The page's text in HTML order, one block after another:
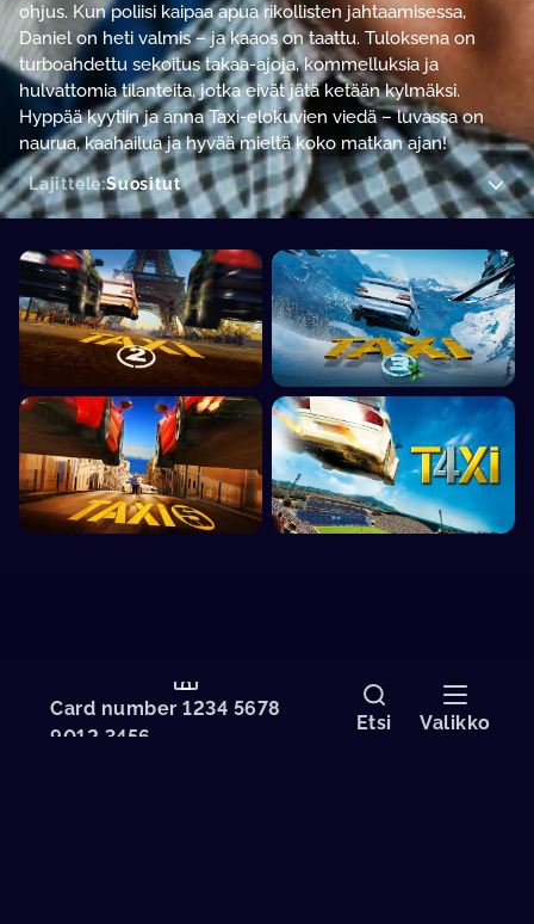
ohjus. Kun poliisi kaipaa apua rikollisten jahtaamisessa,
Daniel on heti valmis – ja kaaos on taattu. Tuloksena on
turboahdettu sekoitus takaa-ajoja, kommelluksia ja
hulvattomia tilanteita, jotka eivät jätä ketään kylmäksi.
Hyppää kyytiin ja anna Taxi-elokuvien viedä – luvassa on
naurua, kaahailua ja hyvää mieltä koko matkan ajan!
Lajittele:Suositut
Card number 1234 5678
9012 3456
Etsi Valikko